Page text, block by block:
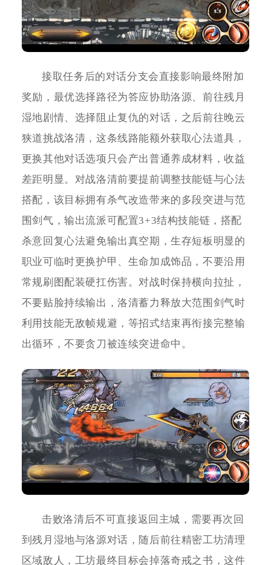
接取任务后的对话分支会直接影响最终附加
奖励，最优选择路径为答应协助洛源、前往残月
湿地剧情、选择阻止复仇的对话，之后前往晚云
狭道挑战洛清，这条线路能额外获取心法道具，
更换其他对话选项只会产出普通养成材料，收益
差距明显。对战洛清前要提前调整技能链与心法
搭配，该目标拥有杀气改造带来的多段突进与范
围剑气，输出流派可配置3+3结构技能链，搭配
杀意回复心法避免输出真空期，生存短板明显的
职业可临时更换护甲、生命加成饰品，不要沿用
常规刷图配装硬扛伤害。对战时保持横向拉扯，
不要贴脸持续输出，洛清蓄力释放大范围剑气时
利用技能无敌帧规避，等招式结束再衔接完整输
出循环，不要贪刀被连续突进命中。
击败洛清后不可直接返回主城，需要再次回
到残月湿地与洛源对话，随后前往精密工坊清理
区域敌人，工坊最终目标会掉落奇戒之书，这件